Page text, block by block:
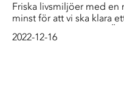
Friska livsmiljöer med en
minst för att vi ska klara
världens ledande
2022-12-16